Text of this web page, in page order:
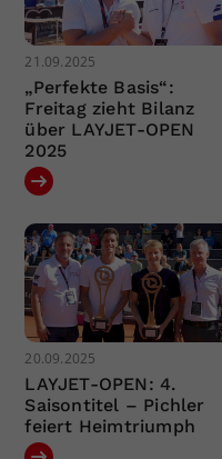
21.09.2025
„Perfekte Basis“:
Freitag zieht Bilanz
über LAYJET-OPEN
2025
20.09.2025
LAYJET-OPEN: 4.
Saisontitel – Pichler
feiert Heimtriumph